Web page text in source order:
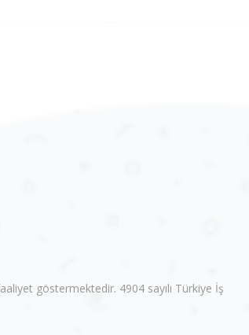
göstermektedir. 4904 sayılı Türkiye İş